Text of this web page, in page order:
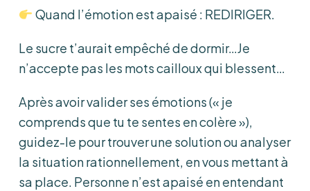
Quand l’émotion est apaisé : REDIRIGER.
Le sucre t’aurait empêché de dormir…Je
n’accepte pas les mots cailloux qui blessent…
Après avoir valider ses émotions (« je
comprends que tu te sentes en colère »),
guidez-le pour trouver une solution ou analyser
la situation rationnellement, en vous mettant à
sa place. Personne n’est apaisé en entendant